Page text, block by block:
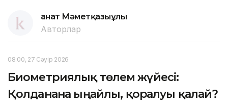
Қанат Мәметқазыұлы
Авторлар
08:00, 27 Сәуір 2026
Биометриялық төлем жүйесі:
Қолданғанға ыңғайлы, қорғалуы қалай?